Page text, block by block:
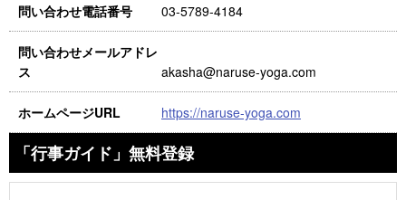
問い合わせ電話番号 03-5789-4184
問い合わせメールアドレ
ス
akasha@naruse-yoga.com
ホームページURL https://naruse-yoga.com
「行事ガイド」無料登録